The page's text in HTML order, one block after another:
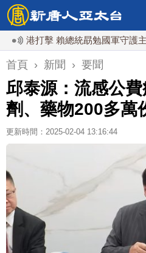
打擊 賴總統勗勉國軍守護主權
首頁 › 新聞 › 要聞
邱泰源：流感公
劑、藥物200多萬
更新時間：2025-02-04 13:16:44